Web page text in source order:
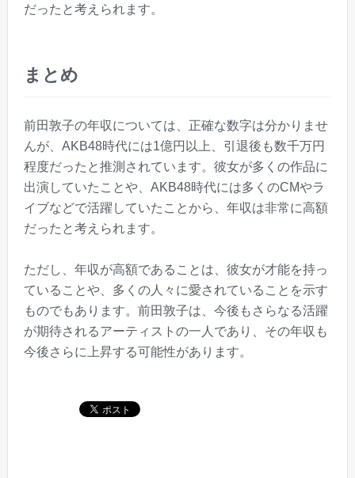
だったと考えられます。
まとめ
前田敦子の年収については、正確な数字は分かりませ
んが、AKB48時代には1億円以上、引退後も数千万円
程度だったと推測されています。彼女が多くの作品に
出演していたことや、AKB48時代には多くのCMやラ
イブなどで活躍していたことから、年収は非常に高額
だったと考えられます。
ただし、年収が高額であることは、彼女が才能を持っ
ていることや、多くの人々に愛されていることを示す
ものでもあります。前田敦子は、今後もさらなる活躍
が期待されるアーティストの一人であり、その年収も
今後さらに上昇する可能性があります。